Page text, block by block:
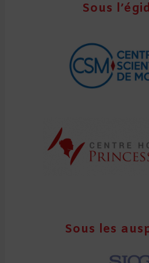
Sous
Sous les